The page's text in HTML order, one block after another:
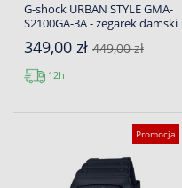
G-shock URBAN STYLE GMA-
S2100GA-3A - zegarek damski
349,00 zł 449,00 zł
12h
Promocja